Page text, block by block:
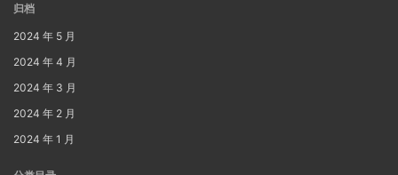
归档
2024 年 5 月
2024 年 4 月
2024 年 3 月
2024 年 2 月
2024 年 1 月